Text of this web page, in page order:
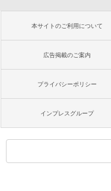
本サイトのご利用について
広告掲載のご案内
プライバシーポリシー
インプレスグループ